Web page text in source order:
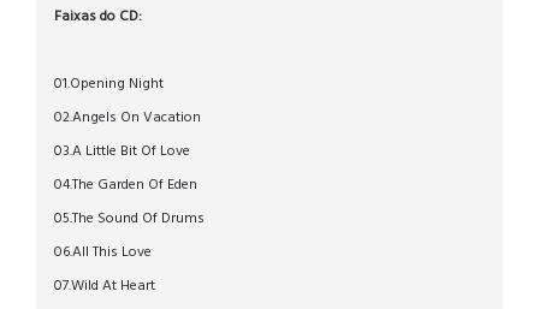
Faixas do CD:
01.Opening Night
02.Angels On Vacation
03.A Little Bit Of Love
04.The Garden Of Eden
05.The Sound Of Drums
06.All This Love
07.Wild At Heart